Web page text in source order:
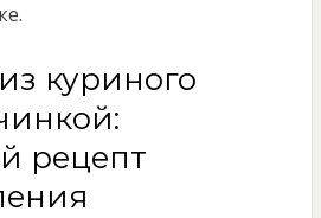
куриного
рецепт